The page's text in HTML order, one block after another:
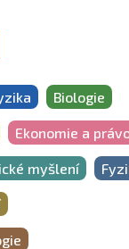
Biologie
Ekonomie a
myšlení